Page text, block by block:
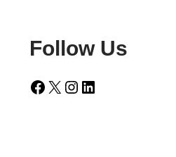
Follow Us
Facebook X Instagram LinkedIn